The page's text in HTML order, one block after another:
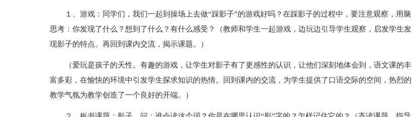
１、游戏：同学们，我们一起到操场上去做“踩影子”的游戏好吗？在踩影子的过程中，要注意观察，用脑
思考：你发现了什么？想到了什么？有什么感受？（教师和学生一起游戏，边玩边引导学生观察，启发学生发
现影子的特点。再回到课内交流，揭示课题。）
（爱玩是孩子的天性。有趣的游戏，让学生对影子有了更感性的认识，让他们深刻地体会到，语文课的丰
富多彩，在愉快的环境中引发学生探求知识的热情。回到课内的交流，为学生提供了口语交际的空间，热烈的
教学气氛为教学创造了一个良好的开端。）